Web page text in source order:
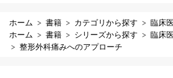
ホーム 書籍 カテゴリから探す 臨床
ホーム
書籍 シリーズから探す
臨床
整形外科痛みへのアプローチ